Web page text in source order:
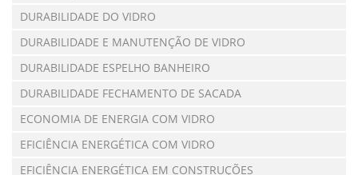
DURABILIDADE DO VIDRO
DURABILIDADE E MANUTENÇÃO DE VIDRO
DURABILIDADE ESPELHO BANHEIRO
DURABILIDADE FECHAMENTO DE SACADA
ECONOMIA DE ENERGIA COM VIDRO
EFICIÊNCIA ENERGÉTICA COM VIDRO
EFICIÊNCIA ENERGÉTICA EM CONSTRUÇÕES